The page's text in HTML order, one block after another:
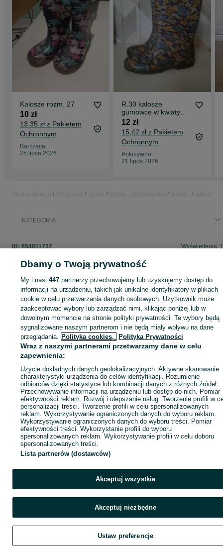
Kalosze rozm. 27
10 zł
13,35 zł z Pakietem
Ochronnym
Barcząca
25 lipca 2026
R.30 kalosze
gumowce w kwiaty
kwiatuszki
12 zł
15,42 zł z Pakietem
Ochronnym
Pokrzywno
21 lipca 2026
KATEGORIA
ID: 854011737 Wyświetlenia:
Zaloguj się lub załóż konto na OLX, aby skontaktować się z
sprzedającym
Zaloguj się / Załóż konto
Dbamy o Twoją prywatność
My i nasi447 partnerzy przechowujemy lub uzyskujemy dostęp do
informacji na urządzeniu, takich jak unikalne identyfikatory w plikach
cookie w celu przetwarzania danych osobowych. Użytkownik może
zaakceptować wybory lub zarządzać nimi, klikając poniżej lub w
dowolnym momencie na stronie polityki prywatności. Te wybory będą
sygnalizowane naszym partnerom i nie będą miały wpływu na dane
przeglądania. Polityka cookies, Polityka Prywatności
Wraz z naszymi partnerami przetwarzamy dane w celu
zapewnienia:
Użycie dokładnych danych geolokalizacyjnych. Aktywne skanowanie
charakterystyki urządzenia do celów identyfikacji. Rozumienie
odbiorców dzięki statystyce lub kombinacji danych z różnych źródeł.
Przechowywanie informacji na urządzeniu lub dostęp do nich. Pomiar
efektywności reklam. Rozwój i ulepszanie usług. Tworzenie profili w
personalizacji treści. Tworzenie profili w celu spersonalizowanych
reklam. Wykorzystywanie ograniczonych danych do wyboru reklam.
Wykorzystywanie ograniczonych danych do wyboru treści. Pomiar
efektywności treści. Wykorzystanie profili do wyboru
spersonalizowanych reklam. Wykorzystywanie profili w celu doboru
spersonalizowanych treści.
Lista partnerów (dostawców)
Akceptuj wszystkie
Akceptuj niezbędne
Ustaw preferencje